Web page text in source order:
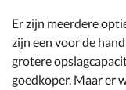
Er zijn meerdere
zijn een voor de
grotere
goedkoper. Maar er